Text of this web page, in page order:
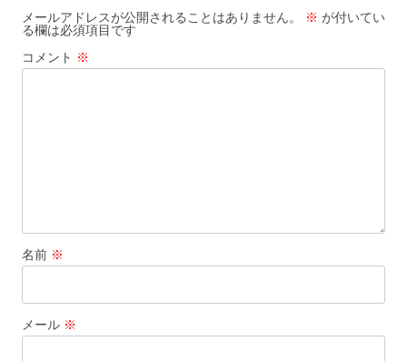
ー
シ
ョ
メールアドレスが公開されることはありません。 ※ が付いてい
る欄は必須項目です
コメント ※
名前 ※
メール ※